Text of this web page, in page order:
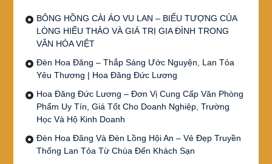
BÔNG HỒNG CÀI ÁO VU LAN – BIỂU TƯỢNG CỦA
LÒNG HIẾU THẢO VÀ GIÁ TRỊ GIA ĐÌNH TRONG
VĂN HÓA VIỆT
Đèn Hoa Đăng – Thắp Sáng Ước Nguyện, Lan Tỏa
Yêu Thương | Hoa Đăng Đức Lương
Hoa Đăng Đức Lương – Đơn Vị Cung Cấp Văn Phòng
Phẩm Uy Tín, Giá Tốt Cho Doanh Nghiệp, Trường
Học Và Hộ Kinh Doanh
Đèn Hoa Đăng Và Đèn Lồng Hội An – Vẻ Đẹp Truyền
Thống Lan Tỏa Từ Chùa Đến Khách Sạn